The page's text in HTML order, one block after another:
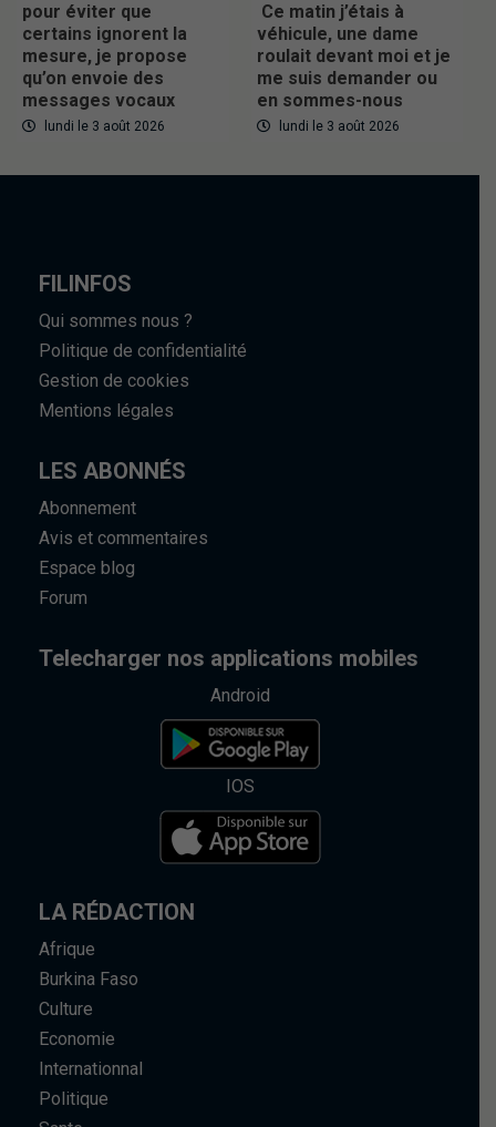
pour éviter que
certains ignorent la
mesure, je propose
qu’on envoie des
messages vocaux
lundi le 3 août 2026
Ce matin j’étais à
véhicule, une dame
roulait devant moi et je
me suis demander ou
en sommes-nous
lundi le 3 août 2026
FILINFOS
Qui sommes nous ?
Politique de confidentialité
Gestion de cookies
Mentions légales
LES ABONNÉS
Abonnement
Avis et commentaires
Espace blog
Forum
Telecharger nos applications mobiles
Android
IOS
LA RÉDACTION
Afrique
Burkina Faso
Culture
Economie
Internationnal
Politique